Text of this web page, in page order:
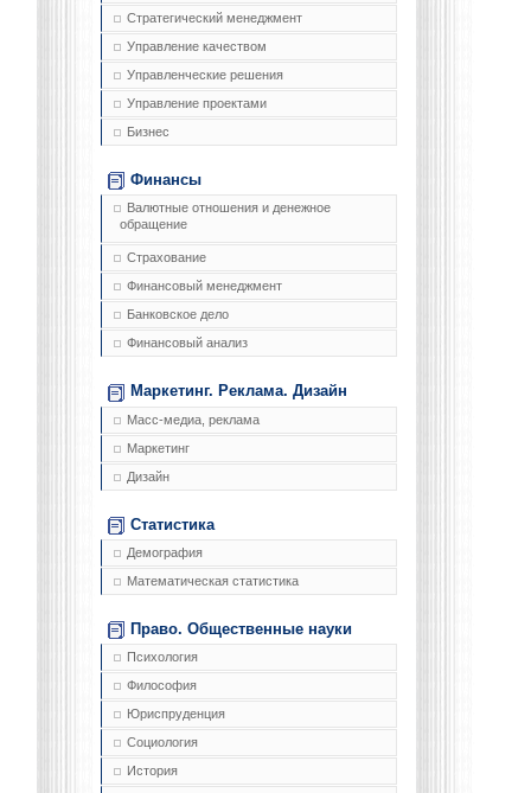
Стратегический менеджмент
Управление качеством
Управленческие решения
Управление проектами
Бизнес
Финансы
Валютные отношения и денежное
обращение
Страхование
Финансовый менеджмент
Банковское дело
Финансовый анализ
Маркетинг. Реклама. Дизайн
Масс-медиа, реклама
Маркетинг
Дизайн
Статистика
Демография
Математическая статистика
Право. Общественные науки
Психология
Философия
Юриспруденция
Социология
История